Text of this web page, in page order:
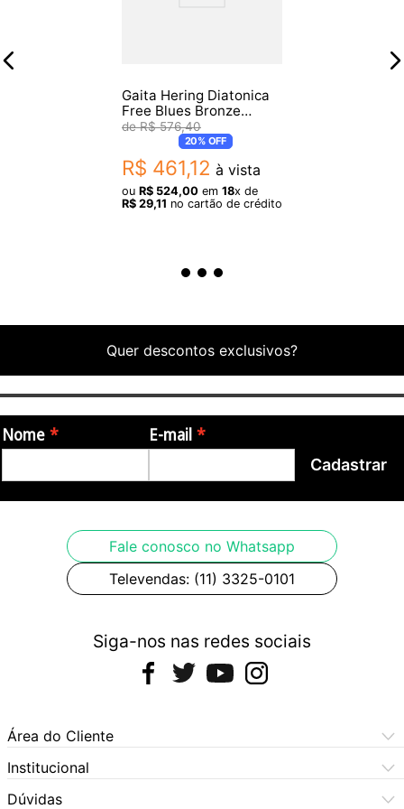
Gaita Hering Diatonica
Free Blues Bronze
Edition C Do Bz7020C
Com Case
R$ 576,40
20%OFF
R$ 461,12 à vista
ou R$ 524,00 em 18x de
R$ 29,11 no cartão de crédito
Quer descontos exclusivos?
Nome E-mail
Cadastrar
Fale conosco no Whatsapp
Televendas: (11) 3325-0101
Siga-nos nas redes sociais
Área do Cliente
Meus Pedidos
Meus Dados
Institucional
Central de Atendimento
Dúvidas